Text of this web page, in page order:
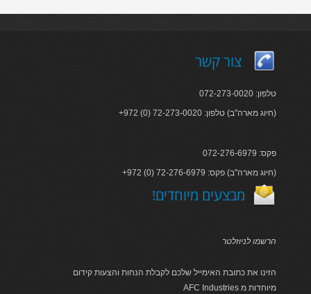
צור קשר
טלפון: 072-273-0020
+972 (0) 72-273-0020 :חיוג מארה"ב) טלפון)
פקס: 072-276-6979
+972 (0) 72-276-6979 :חיוג מארה"ב) פקס)
!מבצעים מיוחדים
הרשמו לניוזלטר
הזינו את כתובת האימייל שלכם לקבלת הנחות והצעות קידום
AFC Industries מיוחדות מ